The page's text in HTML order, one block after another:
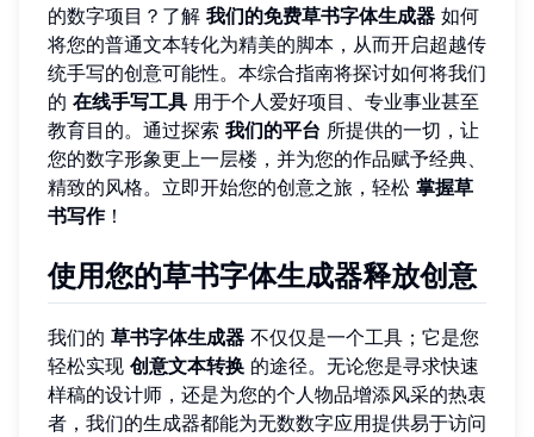
的数字项目？了解 我们的免费草书字体生成器 如何
将您的普通文本转化为精美的脚本，从而开启超越传
统手写的创意可能性。本综合指南将探讨如何将我们
的 在线手写工具 用于个人爱好项目、专业事业甚至
教育目的。通过探索 我们的平台 所提供的一切，让
您的数字形象更上一层楼，并为您的作品赋予经典、
精致的风格。立即开始您的创意之旅，轻松 掌握草
书写作！
使用您的草书字体生成器释放创意
我们的 草书字体生成器 不仅仅是一个工具；它是您
轻松实现 创意文本转换 的途径。无论您是寻求快速
样稿的设计师，还是为您的个人物品增添风采的热衷
者，我们的生成器都能为无数数字应用提供易于访问